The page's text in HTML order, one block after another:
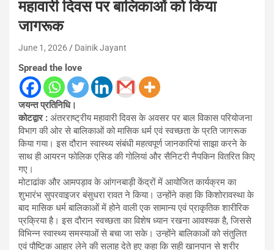
महावारी दिवस पर बालिकाओं को किया
जागरूक
June 1, 2026 Dainik Jayant
Spread the love
जयन्त प्रतिनिधि।
कोटद्वार : अंतरराष्ट्रीय महावारी दिवस के अवसर पर बाल विकास परियोजना
विभाग की ओर से बालिकाओं को मासिक धर्म एवं स्वच्छता के प्रति जागरूक
किया गया। इस दौरान स्वास्थ्य संबंधी महत्वपूर्ण जानकारियां साझा करने के
साथ ही आयरन फोलिक एसिड की गोलियां और सैनिटरी नैपकिन वितरित किए
गए।
मोटाढांक और आमपड़ाव के आंगनबाड़ी केंद्रों में आयोजित कार्यक्रम का
शुभारंभ सुपरवाइजर बंसुधरा रावत ने किया। उन्होंने कहा कि किशोरावस्था के
बाद मासिक धर्म बालिकाओं में होने वाली एक सामान्य एवं प्राकृतिक शारीरिक
प्रक्रिया है। इस दौरान स्वच्छता का विशेष ध्यान रखना आवश्यक है, जिससे
विभिन्न स्वास्थ्य समस्याओं से बचा जा सके। उन्होंने बालिकाओं को संतुलित
एवं पौष्टिक आहार लेने की सलाह देते हुए कहा कि सही खानपान से शरीर